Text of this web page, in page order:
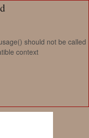
should not be called
context